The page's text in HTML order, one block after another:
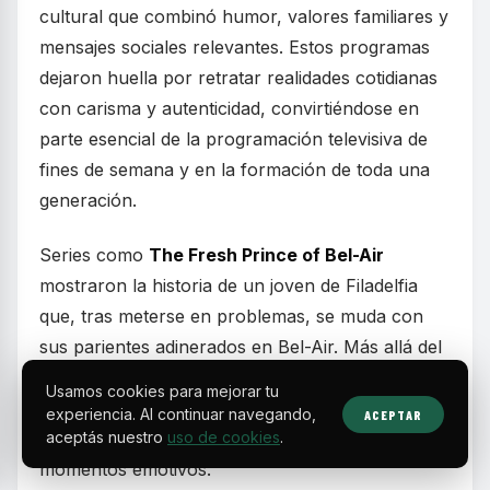
cultural que combinó humor, valores familiares y
mensajes sociales relevantes. Estos programas
dejaron huella por retratar realidades cotidianas
con carisma y autenticidad, convirtiéndose en
parte esencial de la programación televisiva de
fines de semana y en la formación de toda una
generación.
Series como The Fresh Prince of Bel-Air
mostraron la historia de un joven de Filadelfia
que, tras meterse en problemas, se muda con
sus parientes adinerados en Bel-Air. Más allá del
como la identidad racial y las diferencias
socioeconómicas, equilibrando risas con
momentos emotivos.
Usamos cookies para mejorar tu
experiencia. Al continuar navegando,
aceptás nuestro uso de cookies.
ACEPTAR